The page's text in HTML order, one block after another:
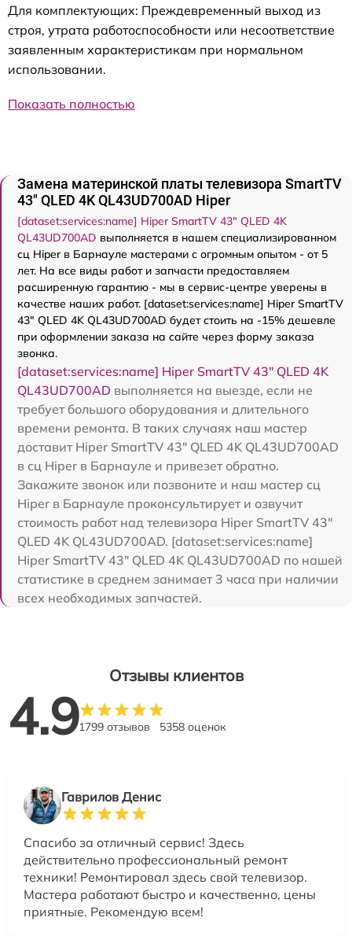
Для комплектующих: Преждевременный выход из
строя, утрата работоспособности или несоответствие
заявленным характеристикам при нормальном
использовании.
Показать полностью
Замена материнской платы телевизора SmartTV
43" QLED 4K QL43UD700AD Hiper
[dataset:services:name] Hiper SmartTV 43" QLED 4K
QL43UD700AD выполняется в нашем специализированном
сц Hiper в Барнауле мастерами с огромным опытом - от 5
лет. На все виды работ и запчасти предоставляем
расширенную гарантию - мы в сервис-центре уверены в
качестве наших работ. [dataset:services:name] Hiper SmartTV
43" QLED 4K QL43UD700AD будет стоить на -15% дешевле
при оформлении заказа на сайте через форму заказа
звонка.
[dataset:services:name] Hiper SmartTV 43" QLED 4K
QL43UD700AD выполняется на выезде, если не
требует большого оборудования и длительного
времени ремонта. В таких случаях наш мастер
доставит Hiper SmartTV 43" QLED 4K QL43UD700AD
в сц Hiper в Барнауле и привезет обратно.
Закажите звонок или позвоните и наш мастер сц
Hiper в Барнауле проконсультирует и озвучит
стоимость работ над телевизора Hiper SmartTV 43"
QLED 4K QL43UD700AD. [dataset:services:name]
Hiper SmartTV 43" QLED 4K QL43UD700AD по нашей
статистике в среднем занимает 3 часа при наличии
всех необходимых запчастей.
Отзывы клиентов
4.91799 отзывов 5358 оценок
Гаврилов Денис
Спасибо за отличный сервис! Здесь
действительно профессиональный ремонт
техники! Ремонтировал здесь свой телевизор.
Мастера работают быстро и качественно, цены
приятные. Рекомендую всем!